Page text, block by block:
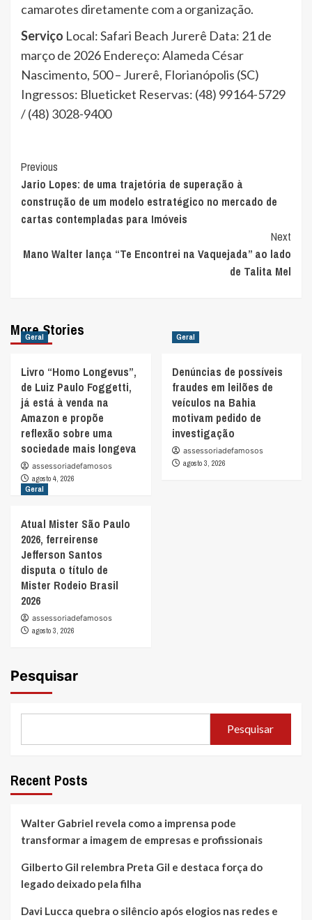
camarotes diretamente com a organização.
Serviço Local: Safari Beach Jurerê Data: 21 de
março de 2026 Endereço: Alameda César
Nascimento, 500 – Jurerê, Florianópolis (SC)
Ingressos: Blueticket Reservas: (48) 99164-5729
/ (48) 3028-9400
Post
Navigation
Previous
Jario Lopes: de uma trajetória de superação à
construção de um modelo estratégico no mercado de
cartas contempladas para Imóveis
Next
Mano Walter lança “Te Encontrei na Vaquejada” ao lado
de Talita Mel
More Stories
Geral
Livro “Homo Longevus”,
de Luiz Paulo Foggetti,
já está à venda na
Amazon e propõe
reflexão sobre uma
sociedade mais longeva
assessoriadefamosos
agosto 4, 2026
Geral
Denúncias de possíveis
fraudes em leilões de
veículos na Bahia
motivam pedido de
investigação
assessoriadefamosos
agosto 3, 2026
Geral
Atual Mister São Paulo
2026, ferreirense
Jefferson Santos
disputa o título de
Mister Rodeio Brasil
2026
assessoriadefamosos
agosto 3, 2026
Pesquisar
Pesquisar
Recent Posts
Walter Gabriel revela como a imprensa pode
transformar a imagem de empresas e profissionais
Gilberto Gil relembra Preta Gil e destaca força do
legado deixado pela filha
Davi Lucca quebra o silêncio após elogios nas redes e